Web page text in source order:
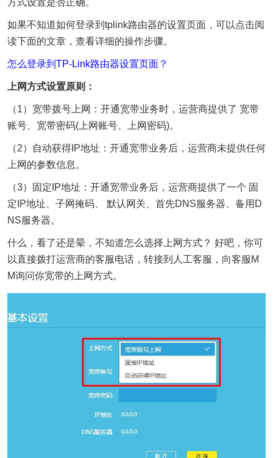
方式设置是否正确。
如果不知道如何登录到tplink路由器的设置页面，可以点击阅
读下面的文章，查看详细的操作步骤。
怎么登录到TP-Link路由器设置页面？
上网方式设置原则：
（1）宽带拨号上网：开通宽带业务时，运营商提供了 宽带
账号、宽带密码(上网账号、上网密码)。
（2）自动获得IP地址：开通宽带业务后，运营商未提供任何
上网的参数信息。
（3）固定IP地址：开通宽带业务后，运营商提供了一个 固
定IP地址、子网掩码、 默认网关、首先DNS服务器、备用D
NS服务器。
什么，看了还是晕，不知道怎么选择上网方式？ 好吧，你可
以直接拨打运营商的客服电话，转接到人工客服，向客服M
M询问你宽带的上网方式。